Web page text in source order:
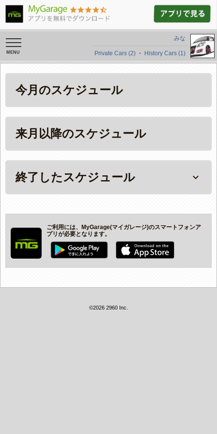
toggle
navigation
みな
Private Cars (2) ・ History Cars (1)
今月のスケジュール
来月以降のスケジュール
終了したスケジュール keyboard_arrow_down
ご利用には、MyGarage(マイガレージ)のスマートフォンア
プリが必要となります。
©2026 2960 Inc.